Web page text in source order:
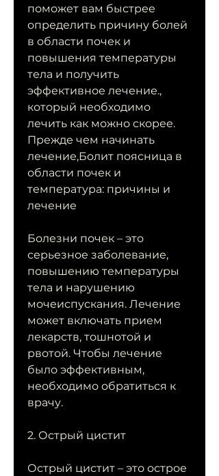
поможет вам быстрее
определить причину болей
в области почек и
повышения температуры
тела и получить
эффективное лечение.,
который необходимо
лечить как можно скорее.
Прежде чем начинать
лечение,Болит поясница в
области почек и
температура: причины и
лечение
Болезни почек – это
серьезное заболевание,
повышению температуры
тела и нарушению
мочеиспускания. Лечение
может включать прием
лекарств, тошнотой и
рвотой. Чтобы лечение
было эффективным,
необходимо обратиться к
врачу.
2. Острый цистит
Острый цистит – это острое